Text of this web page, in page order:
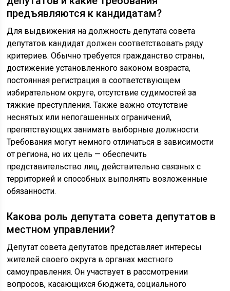
предъявляются к кандидатам?
Для выдвижения на должность депутата совета
депутатов кандидат должен соответствовать ряду
критериев. Обычно требуется гражданство страны,
достижение установленного законом возраста,
постоянная регистрация в соответствующем
избирательном округе, отсутствие судимостей за
тяжкие преступления. Также важно отсутствие
неснятых или непогашенных ограничений,
препятствующих занимать выборные должности.
Требования могут немного отличаться в зависимости
от региона, но их цель — обеспечить
представительство лиц, действительно связных с
территорией и способных выполнять возложенные
обязанности.
Какова роль депутата совета депутатов в
местном управлении?
Депутат совета депутатов представляет интересы
жителей своего округа в органах местного
самоуправления. Он участвует в рассмотрении
вопросов, касающихся бюджета, социального